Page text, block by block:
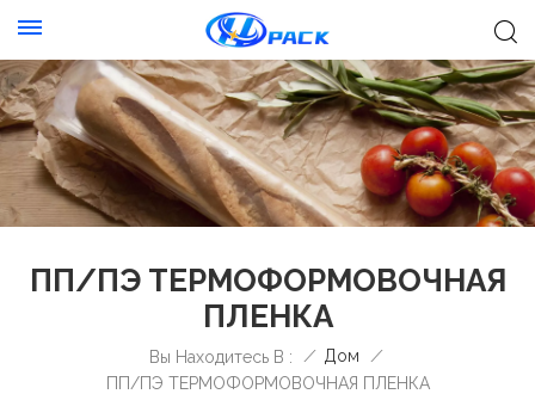
ПП/ПЭ ТЕРМОФОРМОВОЧНАЯ
ПЛЕНКА
Вы Находитесь В : / Дом
/
ПП/ПЭ ТЕРМОФОРМОВОЧНАЯ ПЛЕНКА